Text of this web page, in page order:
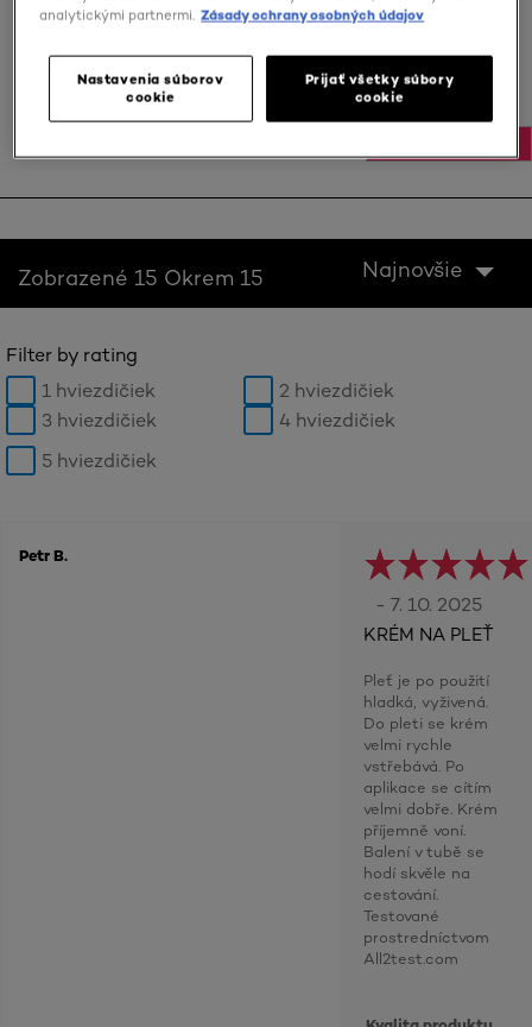
Zobrazené 15 Okrem 15 Najnovšie
Filter by rating
1 hviezdičiek
2 hviezdičiek
3 hviezdičiek
4 hviezdičiek
5 hviezdičiek
Petr B.
- 7. 10. 2025
KRÉM NA PLEŤ
Pleť je po použití
hladká, vyživená.
Do pleti se krém
velmi rychle
vstřebává. Po
aplikace se cítím
velmi dobře. Krém
příjemně voní.
Balení v tubě se
hodí skvěle na
cestování.
Testované
prostredníctvom
All2test.com
analytickými partnermi. Zásady ochrany osobných údajov
Nastavenia súborov
cookie
Prijať všetky súbory
cookie